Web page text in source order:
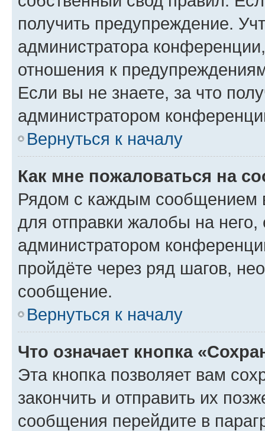
получить предупреждение.
администратора
отношения к
Если вы не знаете, за что
администратором
Вернуться к началу
Как мне пожаловаться на
Рядом с каждым сообщением
для отправки жалобы на
администратором
пройдёте через ряд шагов,
сообщение.
Вернуться к началу
Что означает кнопка
Эта кнопка позволяет вам
закончить и отправить их
сообщения перейдите в